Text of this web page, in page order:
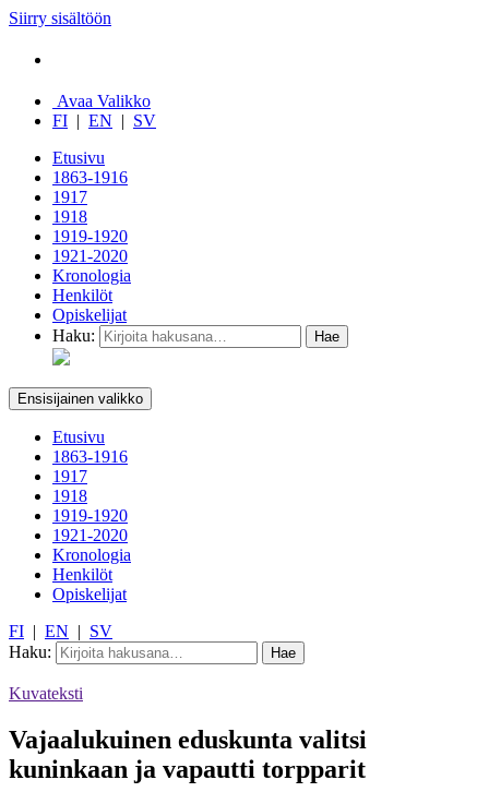
Siirry sisältöön
Avaa Valikko
FI | EN | SV
Etusivu
1863-1916
1917
1918
1919-1920
1921-2020
Kronologia
Henkilöt
Opiskelijat
Haku:
Ensisijainen valikko
Etusivu
1863-1916
1917
1918
1919-1920
1921-2020
Kronologia
Henkilöt
Opiskelijat
FI | EN | SV
Haku:
Kuvateksti
Vajaalukuinen eduskunta valitsi
kuninkaan ja vapautti torpparit